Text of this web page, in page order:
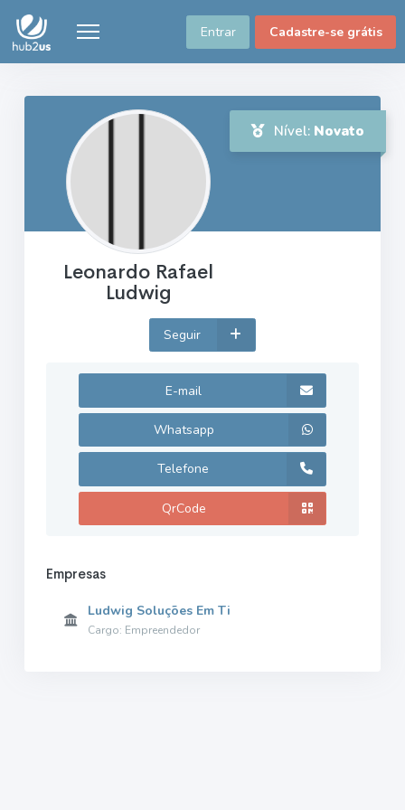
Entrar Cadastre-se grátis
Nível: Novato
Leonardo Rafael
Ludwig
Seguir
E-mail
Whatsapp
Telefone
QrCode
Empresas
Ludwig Soluções Em Ti
Cargo: Empreendedor